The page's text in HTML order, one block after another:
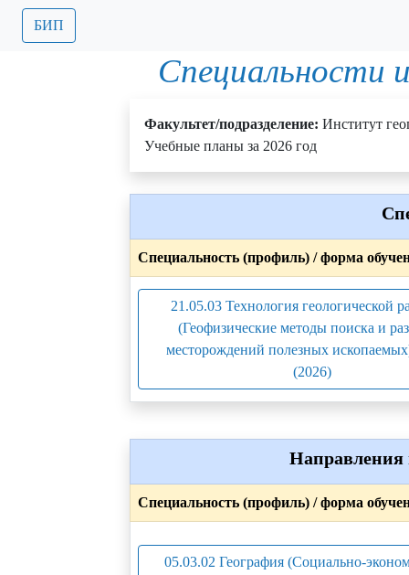
БИП
Специальности
Факультет/подразделение: Институт
Учебные планы за 2026 год
Специальность (профиль) / форма
21.05.03 Технология геологической
(Геофизические методы поиска и
месторождений полезных
(2026)
Направления
Специальность (профиль) / форма
05.03.02 География (Социально-